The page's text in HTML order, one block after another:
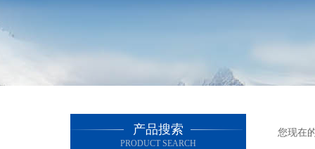
产品搜索
PRODUCT SEARCH
您现在